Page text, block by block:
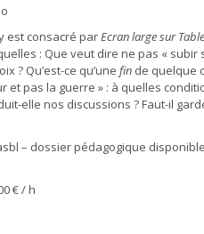
est consacré par Ecran large sur
: Que veut dire ne pas « subir
? Qu’est-ce qu’une finde quelque
et pas la guerre » : à quelles
elle nos discussions ? Faut-il
– dossier pédagogique disponible
€ / h